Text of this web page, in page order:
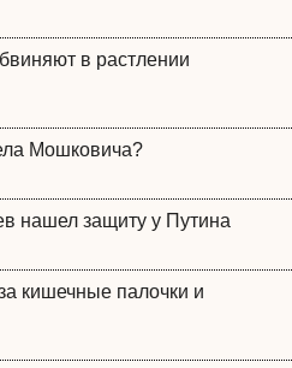
в растлении
Мошковича?
нашел защиту у Путина
кишечные палочки и